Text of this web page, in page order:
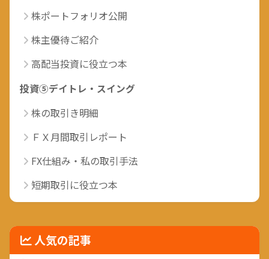
株ポートフォリオ公開
株主優待ご紹介
高配当投資に役立つ本
投資⑤デイトレ・スイング
株の取引き明細
ＦＸ月間取引レポート
FX仕組み・私の取引手法
短期取引に役立つ本
人気の記事